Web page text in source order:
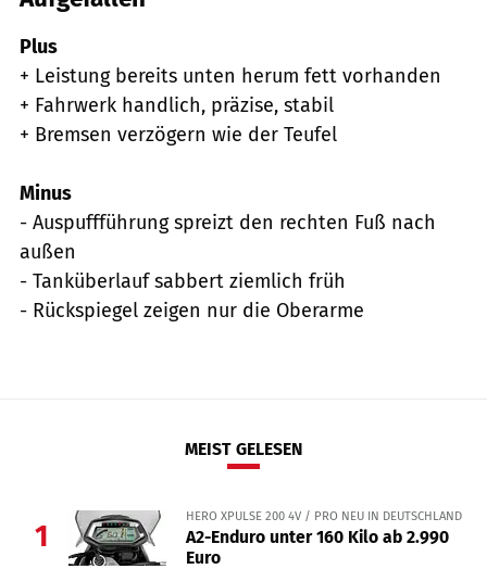
Plus
+ Leistung bereits unten herum fett vorhanden
+ Fahrwerk handlich, präzise, stabil
+ Bremsen verzögern wie der Teufel
Minus
- Auspuffführung spreizt den rechten Fuß nach
außen
- Tanküberlauf sabbert ziemlich früh
- Rückspiegel zeigen nur die Oberarme
MEIST GELESEN
1
HERO XPULSE 200 4V / PRO NEU IN DEUTSCHLAND
A2-Enduro unter 160 Kilo ab 2.990
Euro